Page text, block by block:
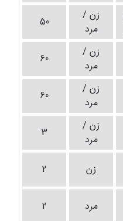
زن /
مرد
50
زن /
مرد
60
زن /
مرد
60
زن /
مرد
3
زن 2
مرد 2